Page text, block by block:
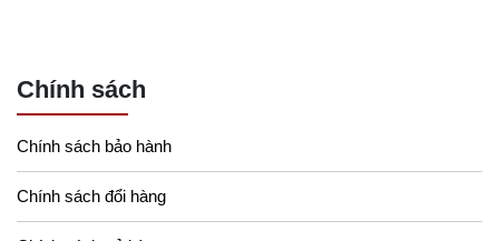
Chính sách
Chính sách bảo hành
Chính sách đổi hàng